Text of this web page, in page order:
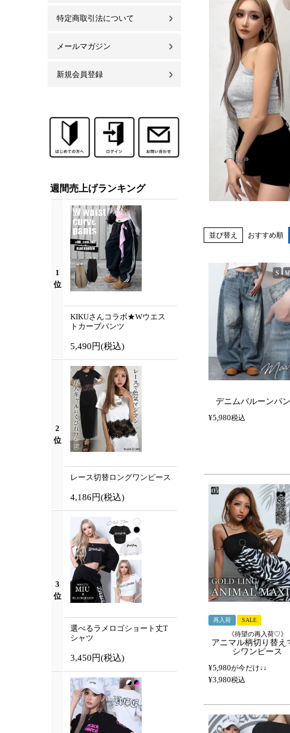
特定商取引法について
メールマガジン
新規会員登録
週間売上げランキング
1
位
KIKUさんコラボ★Wウエス
トカーブパンツ
5,490円(税込)
2
位
レース切替ロングワンピース
4,186円(税込)
3
位
選べるラメロゴショート丈T
シャツ
3,450円(税込)
並び替え おすすめ順
デニムバルーンパ
¥5,980税込
再入荷 SALE
《待望の再入荷♡》
アニマル柄切り替え
シワンピース
¥5,980が今だけ↓↓
¥3,980税込